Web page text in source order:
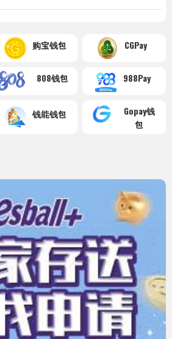
购宝钱包 CGPay
808钱包 988Pay
钱能钱包
Gopay钱
包